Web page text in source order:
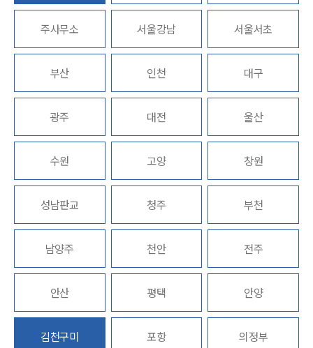
업무사례
사례분석/최신동향
법률정보
법률지식인
고객후기
업무분야
전체
구성원 소개
소식/자료
주사무소 서울강남 서울서초
부산 인천 대구
광주 대전 울산
수원 고양 창원
성남판교 청주 부천
남양주 천안 전주
안산 평택 안양
김천구미 포항 의정부